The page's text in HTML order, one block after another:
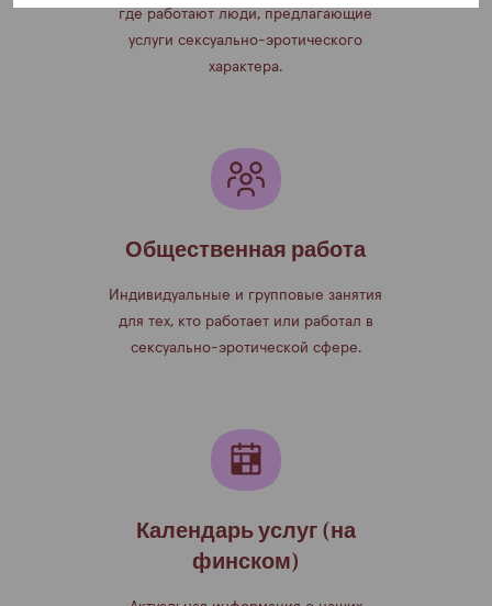
где работают люди, предлагающие
услуги сексуально-эротического
характера.
Общественная работа
Индивидуальные и групповые занятия
для тех, кто работает или работал в
сексуально-эротической сфере.
Календарь услуг (на
финском)